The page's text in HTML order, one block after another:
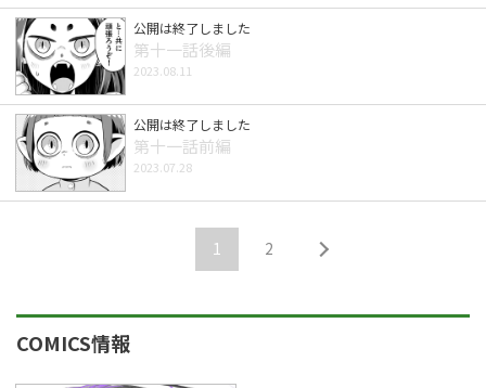
公開は終了しました
第十一話後編
2023.08.11
公開は終了しました
第十一話前編
2023.07.28
1 2
COMICS情報